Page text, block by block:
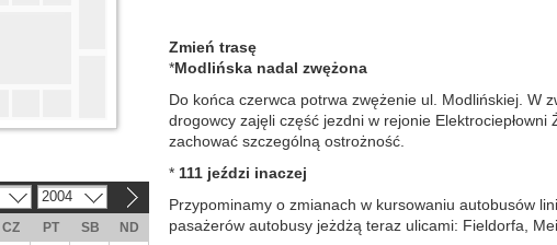
Zmień trasę
*Modlińska nadal zwężona
Do końca czerwca potrwa zwężenie ul. Modlińskiej. W
drogowcy zajęli część jezdni w rejonie
zachować szczególną ostrożność.
* 111 jeździ inaczej
Przypominamy o zmianach w kursowaniu autobusów
pasażerów autobusy jeżdżą teraz ulicami: Fieldorfa,
2004
CZ PT SB
ND